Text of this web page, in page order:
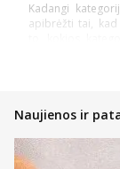
Kadangi
apibrėžti tai,
Pasidalinsime
pirkėjui,
priemonių ir
Naujienos ir